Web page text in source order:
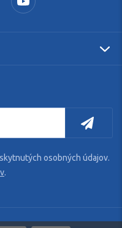
osobných údajov.
.